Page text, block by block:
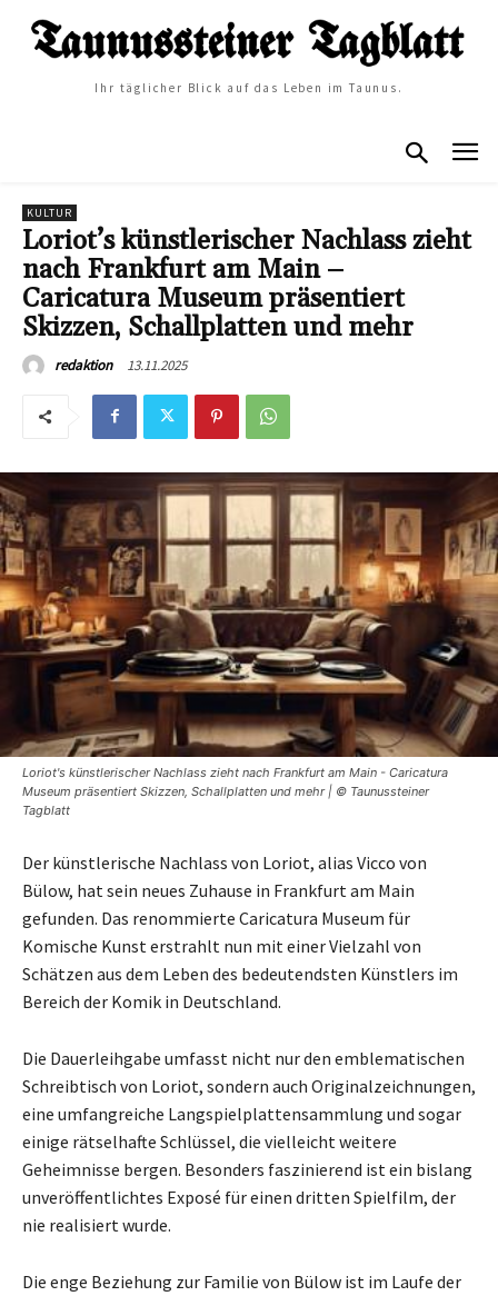
Ihr täglicher Blick auf das Leben im Taunus.
KULTUR
Loriot’s künstlerischer Nachlass zieht
nach Frankfurt am Main –
Caricatura Museum präsentiert
Skizzen, Schallplatten und mehr
redaktion 13.11.2025
Loriot's künstlerischer Nachlass zieht nach Frankfurt am Main - Caricatura
Museum präsentiert Skizzen, Schallplatten und mehr | © Taunussteiner
Tagblatt
Der künstlerische Nachlass von Loriot, alias Vicco von
Bülow, hat sein neues Zuhause in Frankfurt am Main
gefunden. Das renommierte Caricatura Museum für
Komische Kunst erstrahlt nun mit einer Vielzahl von
Schätzen aus dem Leben des bedeutendsten Künstlers im
Bereich der Komik in Deutschland.
Die Dauerleihgabe umfasst nicht nur den emblematischen
Schreibtisch von Loriot, sondern auch Originalzeichnungen,
eine umfangreiche Langspielplattensammlung und sogar
einige rätselhafte Schlüssel, die vielleicht weitere
Geheimnisse bergen. Besonders faszinierend ist ein bislang
unveröffentlichtes Exposé für einen dritten Spielfilm, der
nie realisiert wurde.
Die enge Beziehung zur Familie von Bülow ist im Laufe der